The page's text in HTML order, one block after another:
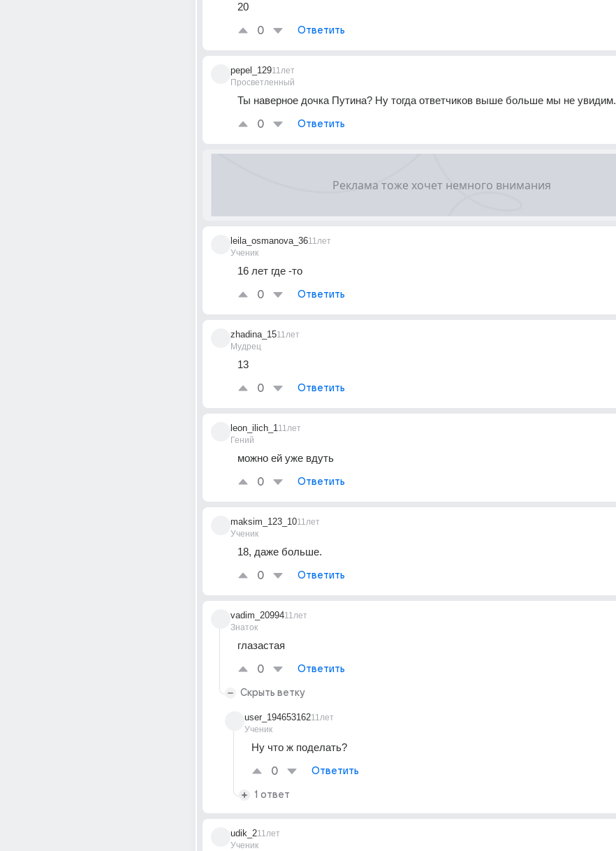
20
0 Ответить
pepel_129
Просветленный
11лет
Ты наверное дочка Путина? Ну тогда ответчиков выше больше мы не увидим.
0 Ответить
leila_osmanova_36
Ученик
11лет
16 лет где -то
0 Ответить
zhadina_15
Мудрец
11лет
13
0 Ответить
leon_ilich_1
Гений
11лет
можно ей уже вдуть
0 Ответить
maksim_123_10
Ученик
11лет
18, даже больше.
0 Ответить
vadim_20994
Знаток
11лет
глазастая
0 Ответить
Скрыть ветку
user_194653162
Ученик
11лет
Ну что ж поделать?
0 Ответить
1 ответ
udik_2
Ученик
11лет